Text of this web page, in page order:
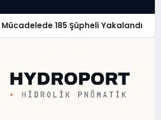
185 Şüpheli Yakalandı